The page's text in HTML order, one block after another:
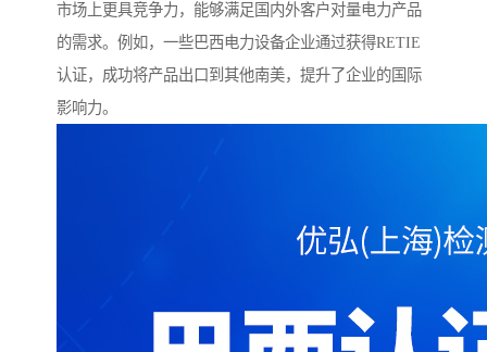
市场上更具竞争力，能够满足国内外客户对量电力产品
的需求。例如，一些巴西电力设备企业通过获得RETIE
认证，成功将产品出口到其他南美，提升了企业的国际
影响力。